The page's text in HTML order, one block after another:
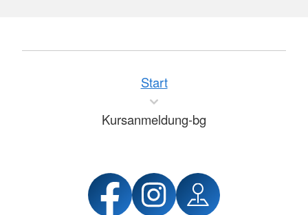
Start
Kursanmeldung-bg